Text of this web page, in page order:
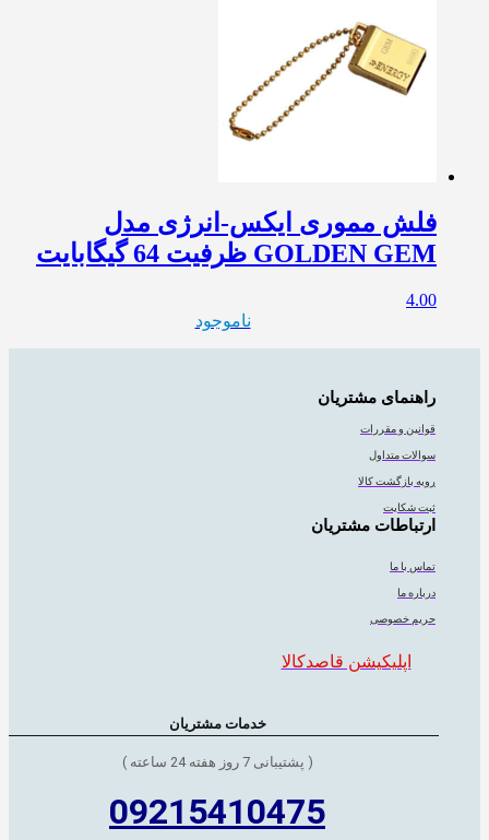
فلش مموری ایکس-انرژی مدل
GOLDEN GEM ظرفیت 64 گیگابایت
4.00
ناموجود
راهنمای مشتریان
قوانین و مقررات
سوالات متداول
رویه بازگشت کالا
ثبت شکایت
ارتباطات مشتریان
تماس با ما
درباره ما
حریم خصوصی
اپلیکیشن قاصدکالا
خدمات مشتریان
( پشتیبانی 7 روز هفته 24 ساعته )
09215410475